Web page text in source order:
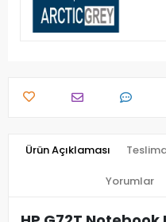
Ürün Açıklaması
Yorumlar